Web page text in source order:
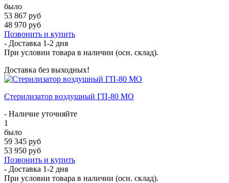
было
53 867 руб
48 970 руб
Позвонить и купить
- Доставка 1-2 дня
При условии товара в наличии (осн. склад).
Доставка без выходных!
Стерилизатор воздушный ГП-80 МО
- Наличие уточняйте
1
было
59 345 руб
53 950 руб
Позвонить и купить
- Доставка 1-2 дня
При условии товара в наличии (осн. склад).